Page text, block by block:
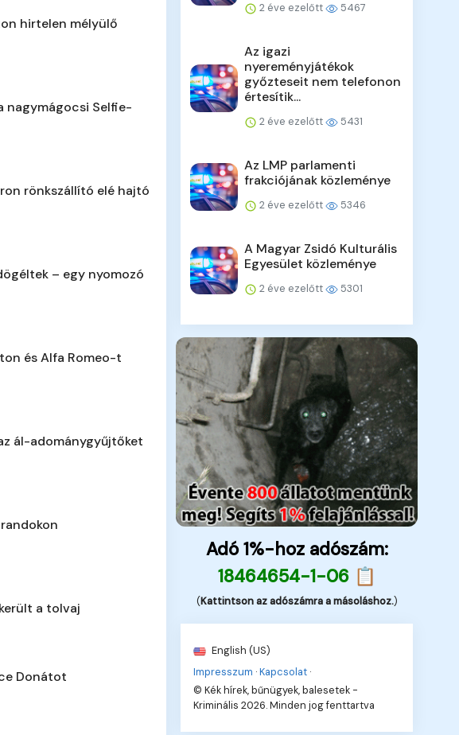
hirtelen mélyülő
nagymágocsi Selfie-
rönkszállító elé hajtó
– egy nyomozó
és Alfa Romeo-t
ál-adománygyűjtőket
a tolvaj
Donátot
2 éve ezelőtt 5467
Az igazi
nyereményjátékok
győzteseit nem telefonon
értesítik...
2 éve ezelőtt 5431
Az LMP parlamenti
frakciójának közleménye
2 éve ezelőtt 5346
A Magyar Zsidó Kulturális
Egyesület közleménye
2 éve ezelőtt 5301
Adó 1%-hoz adószám:
18464654-1-06 📋
(Kattintson az adószámra a másoláshoz.)
English (US)
Impresszum ·Kapcsolat ·
© Kék hírek, bűnügyek, balesetek -
Kriminális 2026. Minden jog fenttartva